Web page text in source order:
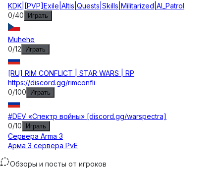
KDK|[PVP]Exile|Altis|Quests|Skills|Militarized|AI_Patrol
0/40 Играть
Muhehe
0/12 Играть
[RU] RIM CONFLICT | STAR WARS | RP
https://discord.gg/rimconfli
0/100 Играть
#DEV «Спектр войны» [discord.gg/warspectra]
0/10 Играть
Сервера Arma 3
Арма 3 сервера PvE
Обзоры и посты от игроков